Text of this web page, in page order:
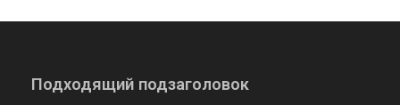
Подходящий подзаголовок